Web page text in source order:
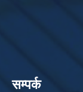
सम्पर्क